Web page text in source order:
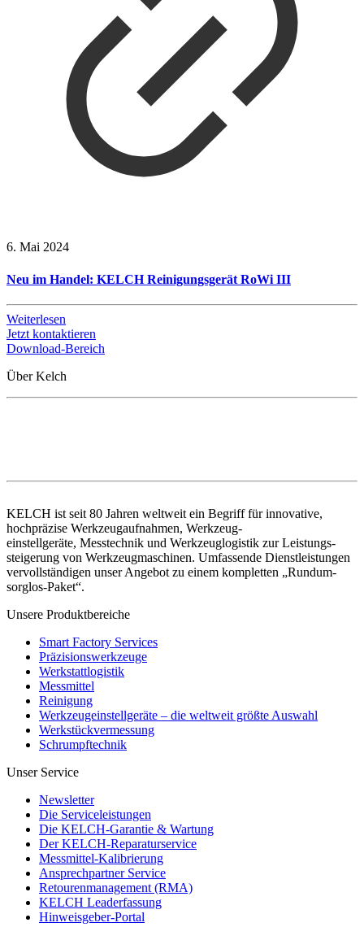
6. Mai 2024
Neu im Handel: KELCH Reinigungsgerät RoWi III
Weiterlesen
Jetzt kontaktieren
Download-Bereich
Über Kelch
KELCH ist seit 80 Jahren weltweit ein Begriff für innovative,
hochpräzise Werkzeugaufnahmen, Werkzeug-
einstellgeräte, Messtechnik und Werkzeuglogistik zur Leistungs-
steigerung von Werkzeugmaschinen. Umfassende Dienstleistungen
vervollständigen unser Angebot zu einem kompletten „Rundum-
sorglos-Paket“.
Unsere Produktbereiche
Smart Factory Services
Präzisionswerkzeuge
Werkstattlogistik
Messmittel
Reinigung
Werkzeugeinstellgeräte – die weltweit größte Auswahl
Werkstückvermessung
Schrumpftechnik
Unser Service
Newsletter
Die Serviceleistungen
Die KELCH-Garantie & Wartung
Der KELCH-Reparaturservice
Messmittel-Kalibrierung
Ansprechpartner Service
Retourenmanagement (RMA)
KELCH Leaderfassung
Hinweisgeber-Portal